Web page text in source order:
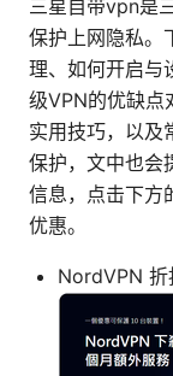
三星自带vpn是
保护上网隐私。
理、如何开启与
级VPN的优缺点
实用技巧，以及
保护，文中也会
信息，点击下方
优惠。
NordVPN 折